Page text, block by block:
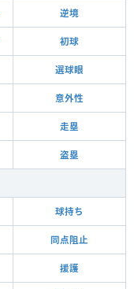
逆境
初球
選球眼
意外性
走塁
盗塁
球持ち
同点阻止
援護